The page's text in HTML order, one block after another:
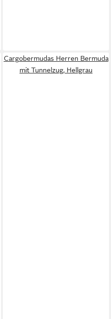
Cargobermudas Herren Bermuda
mit Tunnelzug, Hellgrau